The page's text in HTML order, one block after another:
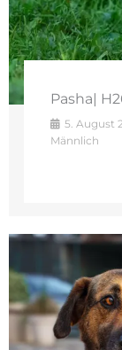
Pasha|
5. August
Männlich